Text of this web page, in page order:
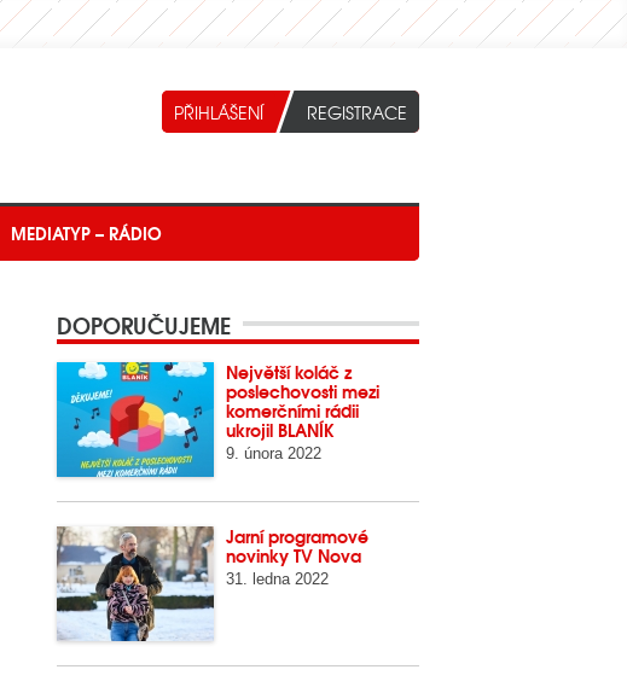
MEDIATYP – RÁDIO
DOPORUČUJEME
Největší koláč z
poslechovosti mezi
komerčními rádii
ukrojil BLANÍK
9. února 2022
Jarní programové
novinky TV Nova
31. ledna 2022